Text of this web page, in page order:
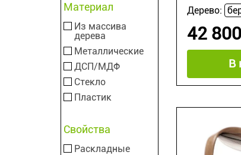
Материал
Из массива
дерева
Металлические
ДСП/МДФ
Стекло
Пластик
Свойства
Раскладные
Дерево:
42
В